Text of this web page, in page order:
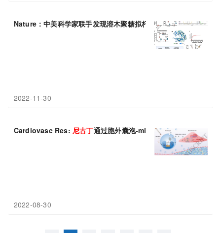
Nature：中美科学家联手发现溶木聚糖拟杆菌通过降解肠道尼古丁
2022-11-30
Cardiovasc Res: 尼古丁通过胞外囊泡-miRNA加重内皮功能障碍
2022-08-30